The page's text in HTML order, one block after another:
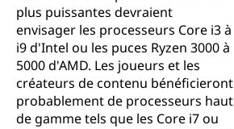
plus puissantes devraient
envisager les processeurs Core i3 à
i9 d'Intel ou les puces Ryzen 3000 à
5000 d'AMD. Les joueurs et les
créateurs de contenu bénéficieront
probablement de processeurs haut
de gamme tels que les Core i7 ou